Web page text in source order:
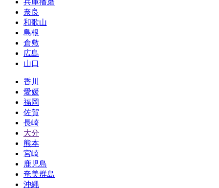
兵庫播磨
奈良
和歌山
島根
倉敷
広島
山口
香川
愛媛
福岡
佐賀
長崎
大分
熊本
宮崎
鹿児島
奄美群島
沖縄